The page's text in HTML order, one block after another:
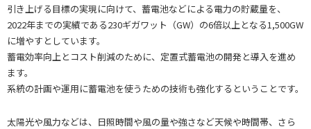
引き上げる目標の実現に向けて、蓄電池などによる電力の貯蔵量を、
2022年までの実績である230ギガワット（GW）の6倍以上となる1,500GW
に増やすとしています。
蓄電効率向上とコスト削減のために、定置式蓄電池の開発と導入を進め
ます。
系統の計画や運用に蓄電池を使うための技術も強化するということです。
太陽光や風力などは、日照時間や風の量や強さなど天候や時間帯、さら